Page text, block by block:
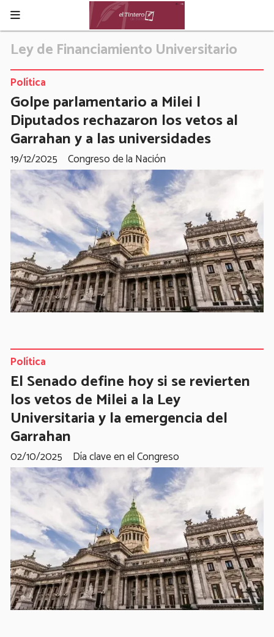
Ley de Financiamiento Universitario
Golpe parlamentario a Milei |
Diputados rechazaron los vetos al
Garrahan y a las universidades
Congreso de la Nación
Política
19/12/2025
El Senado define hoy si se revierten
los vetos de Milei a la Ley
Universitaria y la emergencia del
Garrahan
Día clave en el Congreso
Política
02/10/2025